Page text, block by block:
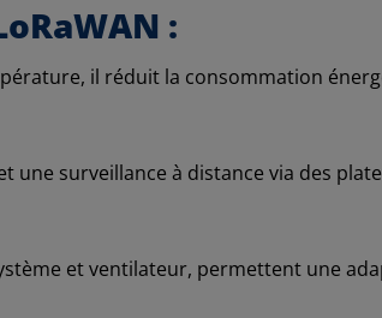
:
il réduit la consommation
une surveillance à distance via des
et ventilateur, permettent une